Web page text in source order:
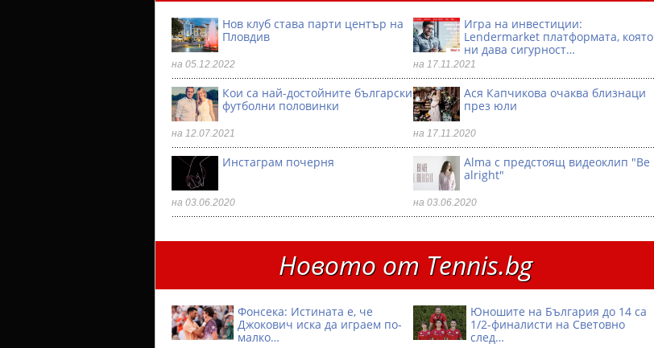
Нов клуб става парти център на
Пловдив
на 05.12.2022
Игра на инвестиции:
Lendermarket платформата, която
ни дава сигурност…
на 17.11.2021
Кои са най-достойните български
футболни половинки
на 12.07.2021
Ася Капчикова очаква близнаци
през юли
на 17.11.2020
Инстаграм почерня
на 03.06.2020
Alma с предстоящ видеоклип "Be
alright"
на 03.06.2020
Новото от Тennis.bg
Фонсека: Истината е, че
Джокович иска да играем по-
малко…
Юношите на България до 14 са
1/2-финалисти на Световно
след…